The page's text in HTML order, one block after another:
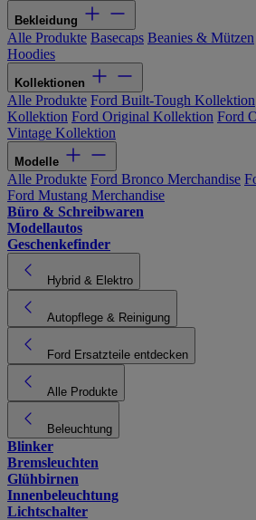
Bekleidung
Alle Produkte Basecaps Beanies & Mützen
Hoodies
Kollektionen
Alle Produkte Ford Built-Tough Kollektion
Kollektion Ford Original Kollektion Ford
Vintage Kollektion
Modelle
Alle Produkte Ford Bronco Merchandise
Ford Mustang Merchandise
Büro & Schreibwaren
Modellautos
Geschenkefinder
Hybrid & Elektro
Autopflege & Reinigung
Ford Ersatzteile entdecken
Alle Produkte
Beleuchtung
Blinker
Bremsleuchten
Glühbirnen
Innenbeleuchtung
Lichtschalter